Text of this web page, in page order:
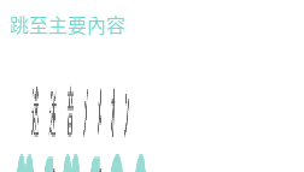
跳至主要內容